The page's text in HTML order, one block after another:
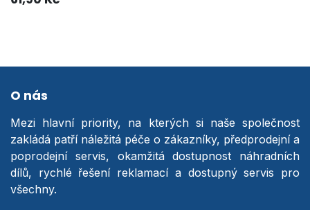
O nás
Mezi hlavní priority, na kterých si naše společnost
zakládá patří náležitá péče o zákazníky, předprodejní a
poprodejní servis, okamžitá dostupnost náhradních
dílů, rychlé řešení reklamací a dostupný servis pro
všechny.